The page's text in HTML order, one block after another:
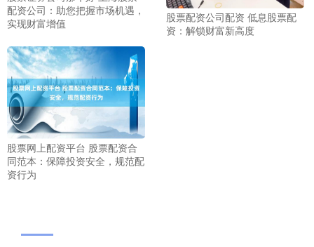
配资公司：助您把握市场机遇，
实现财富增值
股票配资公司配资 低息股票配
资：解锁财富新高度
股票网上配资平台 股票配资合
同范本：保障投资安全，规范配
资行为